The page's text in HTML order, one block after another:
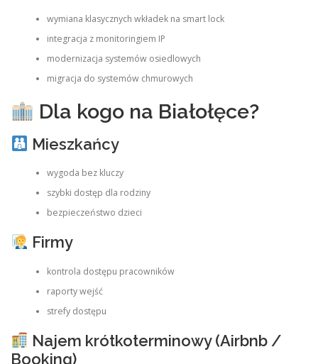
wymiana klasycznych wkładek na smart lock
integracja z monitoringiem IP
modernizacja systemów osiedlowych
migracja do systemów chmurowych
Dla kogo na Białołęce?
Mieszkańcy
wygoda bez kluczy
szybki dostęp dla rodziny
bezpieczeństwo dzieci
Firmy
kontrola dostępu pracowników
raporty wejść
strefy dostępu
Najem krótkoterminowy (Airbnb /
Booking)